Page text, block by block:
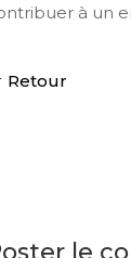
à un
Retour